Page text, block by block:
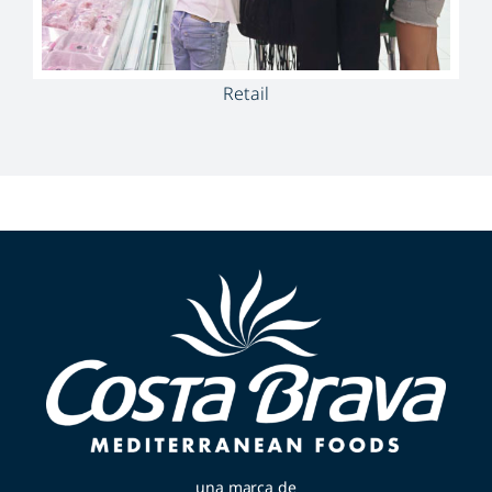
Retail
una marca de